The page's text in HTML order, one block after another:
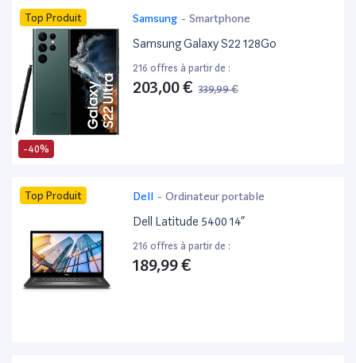
-40%
Top Produit Samsung - Smartphone
Samsung Galaxy S22 128Go
216 offres à partir de :
203,00 € 339,99 €
Top Produit Dell - Ordinateur portable
Dell Latitude 5400 14”
216 offres à partir de :
189,99 €